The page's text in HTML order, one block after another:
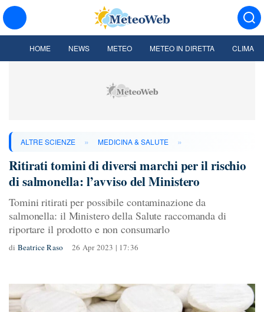
HOME NEWS METEO METEO IN DIRETTA CLIMA
ALTRE SCIENZE » MEDICINA & SALUTE »
Ritirati tomini di diversi marchi per il rischio
di salmonella: l’avviso del Ministero
Tomini ritirati per possibile contaminazione da
salmonella: il Ministero della Salute raccomanda di
riportare il prodotto e non consumarlo
di Beatrice Raso 26 Apr 2023 | 17:36